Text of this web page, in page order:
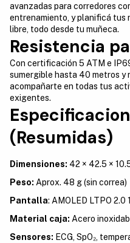
avanzadas para corredores
entrenamiento, y planificá tus
libre, todo desde tu muñeca.
Resistencia
Con certificación 5 ATM e
sumergible hasta 40 metros y
acompañarte en todas tus
exigentes.
(Resumidas)
Dimensiones: 42 × 42.5 ×
Peso: Aprox. 48 g (sin correa)
Pantalla: AMOLED LTPO 2.0
Material caja: Acero
Sensores: ECG, SpO₂,